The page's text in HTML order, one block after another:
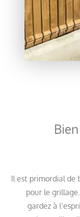
Il est primordial de
pour le
gardez à